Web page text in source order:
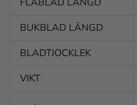
BUKBLAD LÄNGD
BLADTJOCKLEK
VIKT